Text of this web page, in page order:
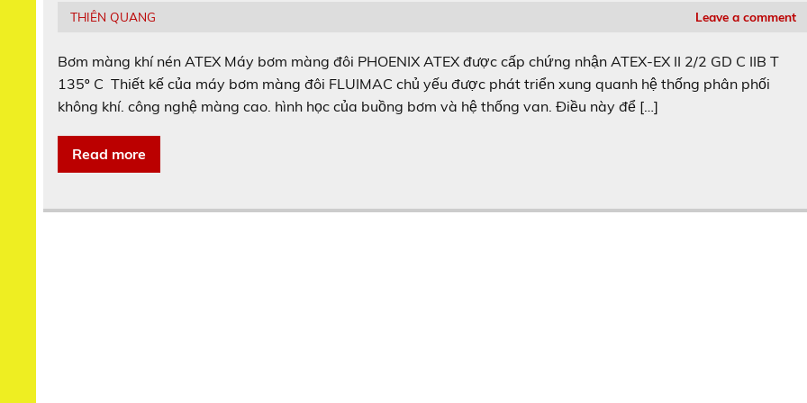
THIÊN QUANG Leave a comment
Bơm màng khí nén ATEX Máy bơm màng đôi PHOENIX ATEX được cấp chứng nhận ATEX-EX II 2/2 GD C IIB T
135º C Thiết kế của máy bơm màng đôi FLUIMAC chủ yếu được phát triển xung quanh hệ thống phân phối
không khí. công nghệ màng cao. hình học của buồng bơm và hệ thống van. Điều này để […]
Read more